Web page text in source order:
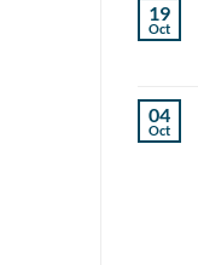
19
Oct
04
Oct